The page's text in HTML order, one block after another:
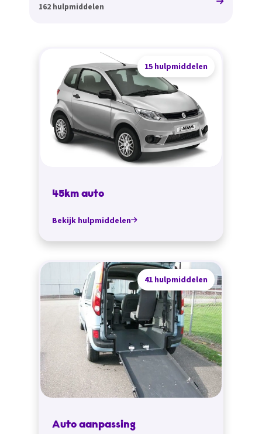
162 hulpmiddelen
15 hulpmiddelen
45km auto
Bekijk hulpmiddelen
41 hulpmiddelen
Auto aanpassing